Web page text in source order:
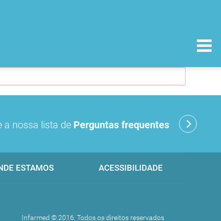
a nossa lista de Perguntas frequentes
ESTAMOS ACESSIBILIDADE
Infarmed © 2016. Todos os direitos reservados